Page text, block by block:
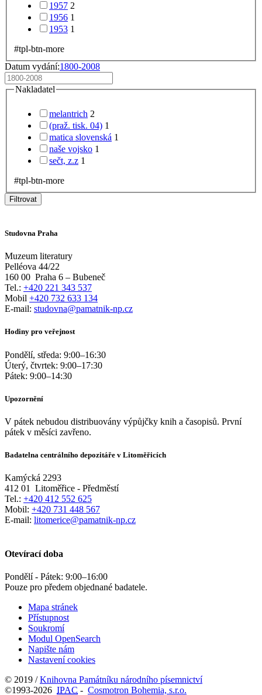
1957 2
1956 1
1953 1
#tpl-btn-more
Datum vydání:1800-2008
Nakladatel
melantrich 2
(praž. tisk. 04) 1
matica slovenská 1
naše vojsko 1
sečt, z.z 1
#tpl-btn-more
Filtrovat
Studovna Praha
Muzeum literatury
Pelléova 44/22
160 00 Praha 6 – Bubeneč
Tel.: +420 221 343 537
Mobil +420 732 633 134
E-mail: studovna@pamatnik-np.cz
Hodiny pro veřejnost
Pondělí, středa: 9:00–16:30
Úterý, čtvrtek: 9:00–17:30
Pátek: 9:00–14:30
Upozornění
V pátek nebudou distribuovány výpůjčky knih a časopisů. První
pátek v měsíci zavřeno.
Badatelna centrálního depozitáře v Litoměřicích
Kamýcká 2293
412 01
Litoměřice - Předměstí
Tel.: +420 412 552 625
Mobil: +420 731 448 567
E-mail: litomerice@pamatnik-np.cz
Otevírací doba
Pondělí - Pátek: 9:00–16:00
Pouze pro předem objednané badatele.
Mapa stránek
Přístupnost
Soukromí
Modul OpenSearch
Napište nám
Nastavení cookies
© 2019 /Knihovna Památníku národního písemnictví
©1993-2026 IPAC - Cosmotron Bohemia, s.r.o.